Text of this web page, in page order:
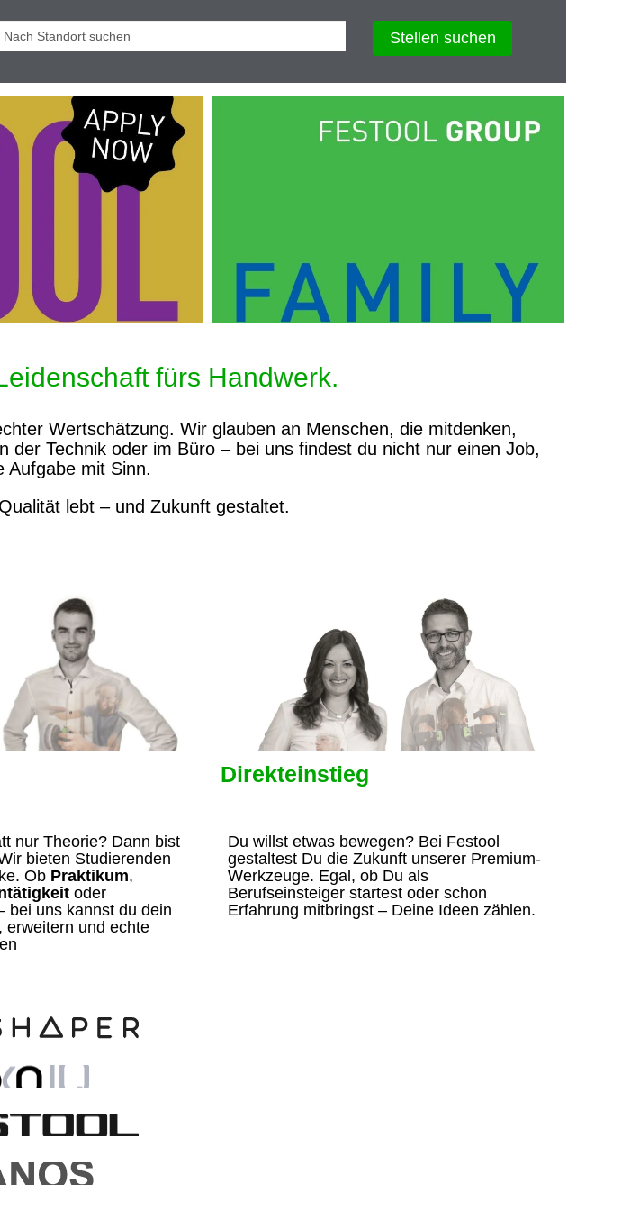
Stellen suchen
fürs Handwerk.
Wertschätzung. Wir glauben an Menschen, die mitdenken,
Technik oder im Büro – bei uns findest du nicht nur einen Job,
Aufgabe mit Sinn.
lebt – und Zukunft gestaltet.
nur Theorie? Dann bist
bieten Studierenden
Ob Praktikum,
oder
bei uns kannst du dein
erweitern und echte
Direkteinstieg
Du willst etwas bewegen? Bei Festool
gestaltest Du die Zukunft unserer Premium-
Werkzeuge. Egal, ob Du als
Berufseinsteiger startest oder schon
Erfahrung mitbringst – Deine Ideen zählen.